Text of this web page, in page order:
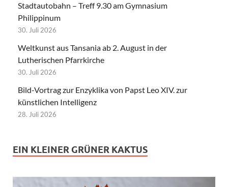
Stadtautobahn – Treff 9.30 am Gymnasium
Philippinum
30. Juli 2026
Weltkunst aus Tansania ab 2. August in der
Lutherischen Pfarrkirche
30. Juli 2026
Bild-Vortrag zur Enzyklika von Papst Leo XIV. zur
künstlichen Intelligenz
28. Juli 2026
EIN KLEINER GRÜNER KAKTUS